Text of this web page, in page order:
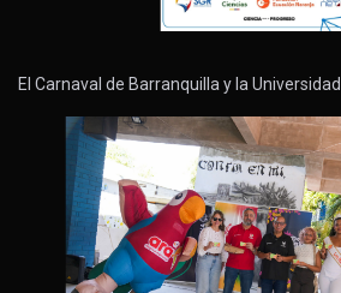
El Carnaval de Barranquilla y la